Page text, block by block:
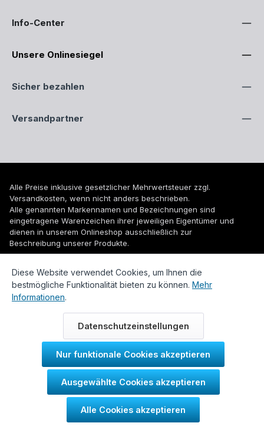
Info-Center
Unsere Onlinesiegel
Sicher bezahlen
Versandpartner
Alle Preise inklusive gesetzlicher Mehrwertsteuer zzgl.
Versandkosten, wenn nicht anders beschrieben.
Alle genannten Markennamen und Bezeichnungen sind
eingetragene Warenzeichen ihrer jeweiligen Eigentümer und
dienen in unserem Onlineshop ausschließlich zur
Beschreibung unserer Produkte.
© 2026 WUH24.de - Weigel und Unger Heizungs- und
Sanitärtechnik GmbH
Diese Website verwendet Cookies, um Ihnen die
bestmögliche Funktionalität bieten zu können. Mehr
Informationen.
Datenschutzeinstellungen
Nur funktionale Cookies akzeptieren
Ausgewählte Cookies akzeptieren
Alle Cookies akzeptieren
Durch IT-Recht Kanzlei
Kundenmeinung:
SEHR GUT